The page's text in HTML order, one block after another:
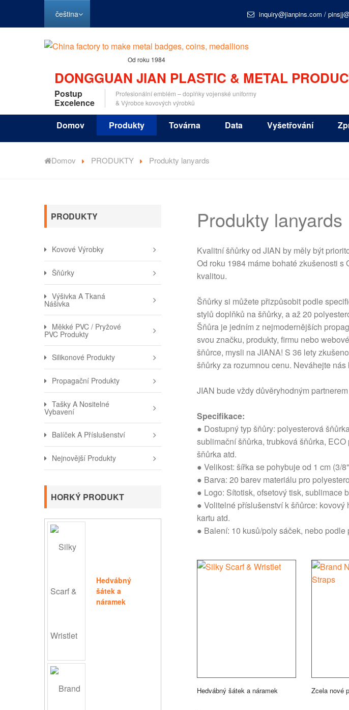
čeština inquiry@jianpins.com /
Od roku 1984
DONGGUAN JIAN PLASTIC & METAL
Postup
Excelence
Profesionální emblém – doplňky vojenské uniformy
& Výrobce kovových výrobků
Domov Produkty Továrna Data Vyšetřování
Domov PRODUKTY Produkty lanyards
PRODUKTY
Kovové Výrobky
Šňůrky
Výšivka A Tkaná
Nášivka
Měkké PVC / Pryžové
PVC Produkty
Silikonové Produkty
Propagační Produkty
Tašky A Nositelné
Vybavení
Balíček A Příslušenství
Nejnovější Produkty
HORKÝ PRODUKT
Hedvábný
šátek a
náramek
Produkty lanyards
Kvalitní šňůrky od JIAN by měly být
Od roku 1984 máme bohaté zkušenosti
kvalitou.
Šňůrky si můžete přizpůsobit podle
stylů doplňků na šňůrky, a až 20
Šňůra je jedním z nejmodernějších
svou značku, produkty, firmu nebo
šňůrce, mysli na JIANA! S 36 lety
šňůrky za rozumnou cenu. Neváhejte nás
JIAN bude vždy důvěryhodným
Specifikace:
● Dostupný typ šňůry: polyesterová
sublimační šňůrka, trubková šňůrka,
šňůrka atd.
● Velikost: šířka se pohybuje od 1 cm (3/
● Barva: 20 barev materiálu pro
● Logo: Sítotisk, ofsetový tisk, sublimace
● Volitelné příslušenství k šňůrce:
kartu atd.
● Balení: 10 kusů/poly sáček, nebo podle
Hedvábný šátek a náramek Zcela nové